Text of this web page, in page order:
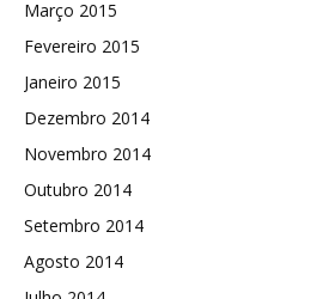
Março 2015
Fevereiro 2015
Janeiro 2015
Dezembro 2014
Novembro 2014
Outubro 2014
Setembro 2014
Agosto 2014